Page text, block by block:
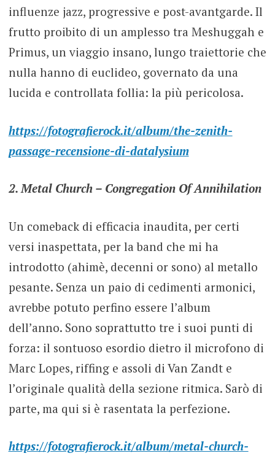
influenze jazz, progressive e post-avantgarde. Il
frutto proibito di un amplesso tra Meshuggah e
Primus, un viaggio insano, lungo traiettorie che
nulla hanno di euclideo, governato da una
lucida e controllata follia: la più pericolosa.
https://fotografierock.it/album/the-zenith-
passage-recensione-di-datalysium
2. Metal Church – Congregation Of Annihilation
Un comeback di efficacia inaudita, per certi
versi inaspettata, per la band che mi ha
introdotto (ahimè, decenni or sono) al metallo
pesante. Senza un paio di cedimenti armonici,
avrebbe potuto perfino essere l’album
dell’anno. Sono soprattutto tre i suoi punti di
forza: il sontuoso esordio dietro il microfono di
Marc Lopes, riffing e assoli di Van Zandt e
l’originale qualità della sezione ritmica. Sarò di
parte, ma qui si è rasentata la perfezione.
https://fotografierock.it/album/metal-church-